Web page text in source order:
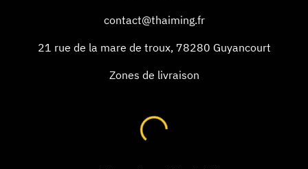
contact@thaiming.fr
21 rue de la mare de troux, 78280 Guyancourt
Zones de livraison